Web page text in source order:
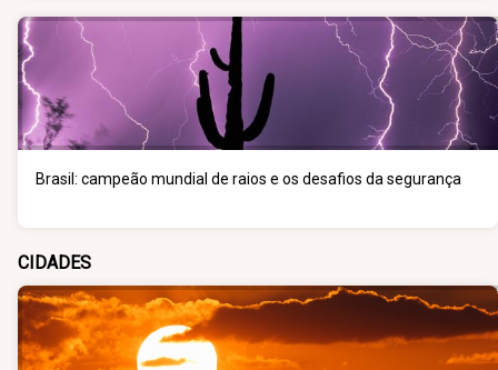
Brasil: campeão mundial de raios e os desafios da segurança
CIDADES